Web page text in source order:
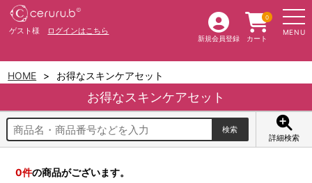
ゲスト様 ログインはこちら MENU
新規会員登録 カート
0
HOME お得なスキンケアセット
お得なスキンケアセット
詳細検索
0件の商品がございます。